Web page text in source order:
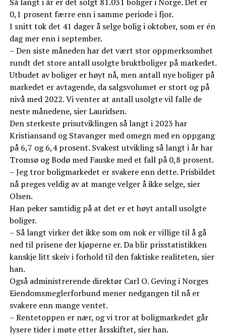
Så langt i år er det solgt 81.031 boliger i Norge. Det er
0,1 prosent færre enn i samme periode i fjor.
I snitt tok det 41 dager å selge bolig i oktober, som er én
dag mer enn i september.
– Den siste måneden har det vært stor oppmerksomhet
rundt det store antall usolgte bruktboliger på markedet.
Utbudet av boliger er høyt nå, men antall nye boliger på
markedet er avtagende, da salgsvolumet er stort og på
nivå med 2022. Vi venter at antall usolgte vil falle de
neste månedene, sier Lauridsen.
Den sterkeste prisutviklingen så langt i 2023 har
Kristiansand og Stavanger med omegn med en oppgang
på 6,7 og 6,4 prosent. Svakest utvikling så langt i år har
Tromsø og Bodø med Fauske med et fall på 0,8 prosent.
– Jeg tror boligmarkedet er svakere enn dette. Prisbildet
nå preges veldig av at mange velger å ikke selge, sier
Olsen.
Han peker samtidig på at det er et høyt antall usolgte
boliger.
– Så langt virker det ikke som om nok er villige til å gå
ned til prisene der kjøperne er. Da blir prisstatistikken
kanskje litt skeiv i forhold til den faktiske realiteten, sier
han.
Også administrerende direktør Carl O. Geving i Norges
Eiendomsmeglerforbund mener nedgangen til nå er
svakere enn mange ventet.
– Rentetoppen er nær, og vi tror at boligmarkedet går
lysere tider i møte etter årsskiftet, sier han.